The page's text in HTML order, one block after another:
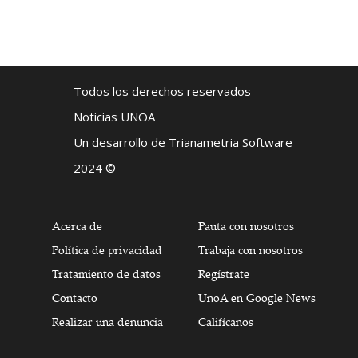
Todos los derechos reservados
Noticias UNOA
Un desarrollo de Trianametria Software
2024 ©
Acerca de
Política de privacidad
Tratamiento de datos
Contacto
Realizar una denuncia
Pauta con nosotros
Trabaja con nosotros
Regístrate
UnoA en Google News
Califícanos